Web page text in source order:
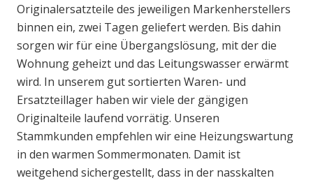
Originalersatzteile des jeweiligen Markenherstellers
binnen ein, zwei Tagen geliefert werden. Bis dahin
sorgen wir für eine Übergangslösung, mit der die
Wohnung geheizt und das Leitungswasser erwärmt
wird. In unserem gut sortierten Waren- und
Ersatzteillager haben wir viele der gängigen
Originalteile laufend vorrätig. Unseren
Stammkunden empfehlen wir eine Heizungswartung
in den warmen Sommermonaten. Damit ist
weitgehend sichergestellt, dass in der nasskalten